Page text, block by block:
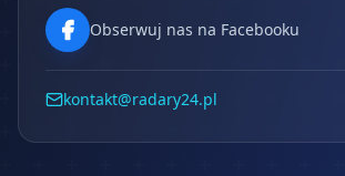
Obserwuj nas na Facebooku
kontakt@radary24.pl